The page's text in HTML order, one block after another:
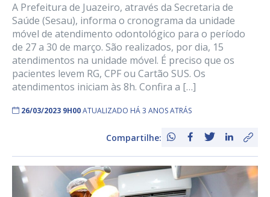
A Prefeitura de Juazeiro, através da Secretaria de
Saúde (Sesau), informa o cronograma da unidade
móvel de atendimento odontológico para o período
de 27 a 30 de março. São realizados, por dia, 15
atendimentos na unidade móvel. É preciso que os
pacientes levem RG, CPF ou Cartão SUS. Os
atendimentos iniciam às 8h. Confira a […]
26/03/2023 9H00ATUALIZADO HÁ 3 ANOS ATRÁS
Compartilhe: